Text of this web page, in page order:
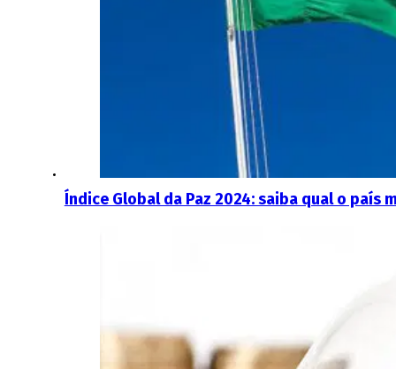
Índice Global da Paz 2024: saiba qual o